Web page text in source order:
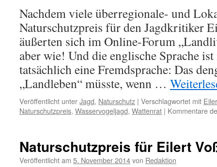
Nachdem viele überregionale- und
Naturschutzpreis für den Jagdkritiker
äußerten sich im Online-Forum
aber wie! Und die englische Sprache
tatsächlich eine Fremdsprache: Das
„Landleben“ müsste, wenn …
Veröffentlicht unterJagd, Naturschutz | Verschlagwortet mit
Naturschutzpreis, Wasservogeljagd, Wattenrat | Kommentare
Naturschutzpreis für Eilert
Veröffentlicht am 5. November 2014von Redaktion